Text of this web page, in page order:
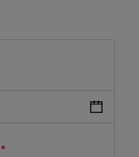
*Pflichtfeld